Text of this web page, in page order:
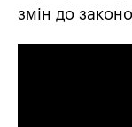
змін до